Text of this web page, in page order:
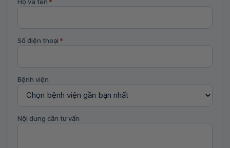
Số điện thoại *
Bệnh viện
Nội dung cần tư vấn